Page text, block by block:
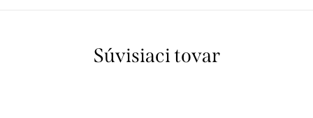
Súvisiaci tovar